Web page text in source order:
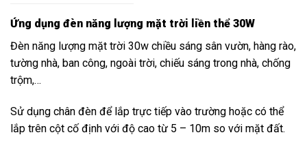
Ứng dụng đèn năng lượng mặt trời liền thể 30W
Đèn năng lượng mặt trời 30w chiều sáng sân vườn, hàng rào,
tường nhà, ban công, ngoài trời, chiếu sáng trong nhà, chống
trộm,…
Sử dụng chân đèn để lắp trực tiếp vào trường hoặc có thể
lắp trên cột cố định với độ cao từ 5 – 10m so với mặt đất.